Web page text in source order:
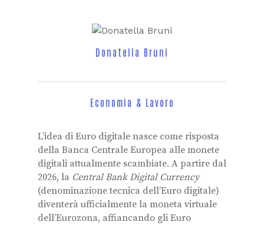
Donatella Bruni
Economia & Lavoro
L’idea di Euro digitale nasce come risposta
della Banca Centrale Europea alle monete
digitali attualmente scambiate. A partire dal
2026, la Central Bank Digital Currency
(denominazione tecnica dell’Euro digitale)
diventerà ufficialmente la moneta virtuale
dell’Eurozona, affiancando gli Euro